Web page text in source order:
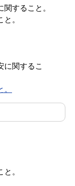
すること。
。
に関するこ
。